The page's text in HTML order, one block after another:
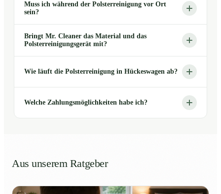
Muss ich während der Polsterreinigung vor Ort
sein?
Bringt Mr. Cleaner das Material und das
Polsterreinigungsgerät mit?
Wie läuft die Polsterreinigung in Hückeswagen ab?
Welche Zahlungsmöglichkeiten habe ich?
Aus unserem Ratgeber